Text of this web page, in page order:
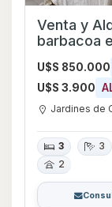
Venta y
barbacoa
U$S 850.000
U$S 3.900
Jardines de
3 3
2